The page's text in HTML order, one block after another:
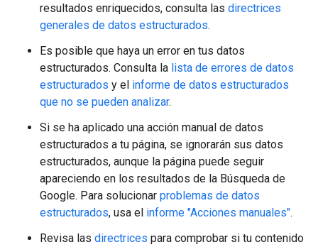
resultados enriquecidos, consulta las directrices
generales de datos estructurados.
Es posible que haya un error en tus datos
estructurados. Consulta la lista de errores de datos
estructurados y el informe de datos estructurados
que no se pueden analizar.
Si se ha aplicado una acción manual de datos
estructurados a tu página, se ignorarán sus datos
estructurados, aunque la página puede seguir
apareciendo en los resultados de la Búsqueda de
Google. Para solucionar problemas de datos
estructurados, usa el informe "Acciones manuales".
Revisa las directrices para comprobar si tu contenido